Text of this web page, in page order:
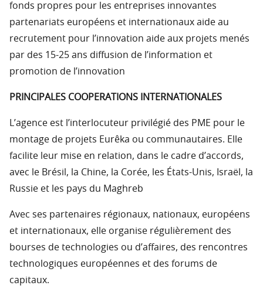
fonds propres pour les entreprises innovantes
partenariats européens et internationaux aide au
recrutement pour l’innovation aide aux projets menés
par des 15-25 ans diffusion de l’information et
promotion de l’innovation
PRINCIPALES COOPERATIONS INTERNATIONALES
L’agence est l’interlocuteur privilégié des PME pour le
montage de projets Eurêka ou communautaires. Elle
facilite leur mise en relation, dans le cadre d’accords,
avec le Brésil, la Chine, la Corée, les États-Unis, Israël, la
Russie et les pays du Maghreb
Avec ses partenaires régionaux, nationaux, européens
et internationaux, elle organise régulièrement des
bourses de technologies ou d’affaires, des rencontres
technologiques européennes et des forums de
capitaux.